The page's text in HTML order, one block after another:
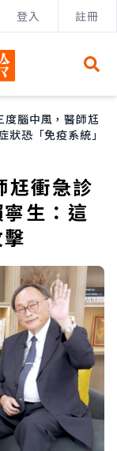
登入 註冊
度腦中風，醫師尪
恐「免疫系統」
尪衝急診
生：這